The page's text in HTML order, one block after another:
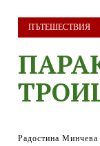
ПЪТЕШЕСТВИЯ
Радостина Минчева